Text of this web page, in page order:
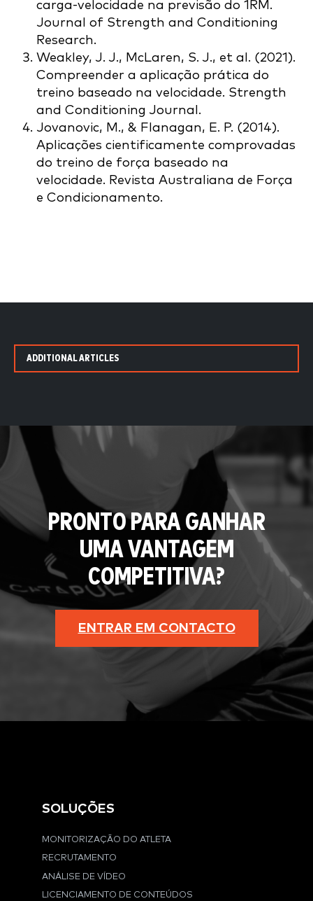
carga-velocidade na previsão do 1RM.
Journal of Strength and Conditioning
Research.
Weakley, J. J., McLaren, S. J., et al. (2021).
Compreender a aplicação prática do
treino baseado na velocidade. Strength
and Conditioning Journal.
Jovanovic, M., & Flanagan, E. P. (2014).
Aplicações cientificamente comprovadas
do treino de força baseado na
velocidade. Revista Australiana de Força
e Condicionamento.
ADDITIONAL ARTICLES
PRONTO PARA GANHAR
UMA VANTAGEM
COMPETITIVA?
ENTRAR EM CONTACTO
SOLUÇÕES
MONITORIZAÇÃO DO ATLETA
RECRUTAMENTO
ANÁLISE DE VÍDEO
LICENCIAMENTO DE CONTEÚDOS